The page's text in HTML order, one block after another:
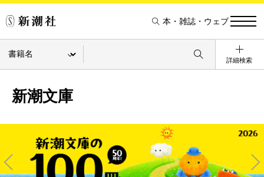
本・雑誌・ウェブ
詳細検索
新潮文庫